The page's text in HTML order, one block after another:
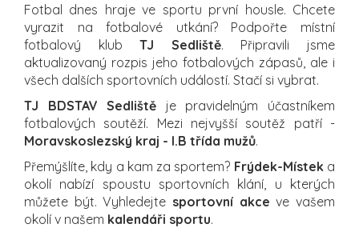
Fotbal dnes hraje ve sportu první housle. Chcete
vyrazit na fotbalové utkání? Podpořte místní
fotbalový klubTJ Sedliště. Připravili jsme
aktualizovaný rozpis jeho fotbalových zápasů, ale i
všech dalších sportovních událostí. Stačí si vybrat.
TJ BDSTAV Sedliště je pravidelným účastníkem
fotbalových soutěží. Mezi nejvyšší soutěž patří -
Moravskoslezský kraj - I.B třída mužů.
Přemýšlíte, kdy a kam za sportem? Frýdek-Místeka
okolí nabízí spoustu sportovních klání, u kterých
můžete být. Vyhledejte sportovní akce ve vašem
okolí v našem kalendáři sportu.